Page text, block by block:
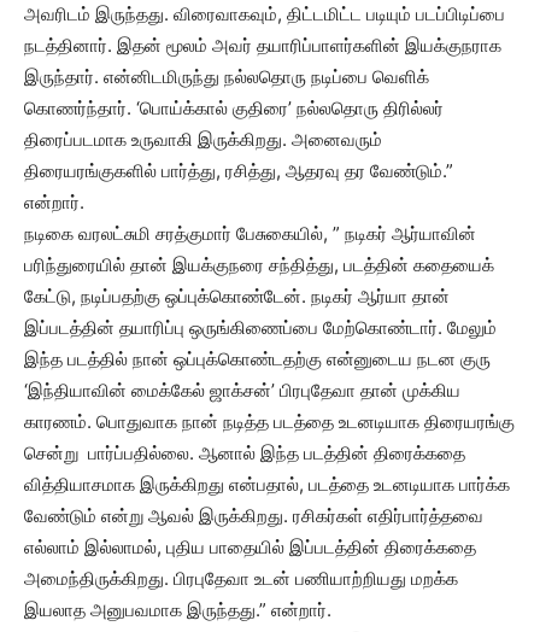
அவரிடம் இருந்தது. விரைவாகவும், திட்டமிட்ட படியும் படப்பிடிப்பை
நடத்தினார். இதன் மூலம் அவர் தயாரிப்பாளர்களின் இயக்குநராக
இருந்தார். என்னிடமிருந்து நல்லதொரு நடிப்பை வெளிக்
கொணர்ந்தார். ‘பொய்க்கால் குதிரை’ நல்லதொரு திரில்லர்
திரைப்படமாக உருவாகி இருக்கிறது. அனைவரும்
திரையரங்குகளில் பார்த்து, ரசித்து, ஆதரவு தர வேண்டும்.”
என்றார்.
நடிகை வரலட்சுமி சரத்குமார் பேசுகையில், ” நடிகர் ஆர்யாவின்
பரிந்துரையில் தான் இயக்குநரை சந்தித்து, படத்தின் கதையைக்
கேட்டு, நடிப்பதற்கு ஒப்புக்கொண்டேன். நடிகர் ஆர்யா தான்
இப்படத்தின் தயாரிப்பு ஒருங்கிணைப்பை மேற்கொண்டார். மேலும்
இந்த படத்தில் நான் ஒப்புக்கொண்டதற்கு என்னுடைய நடன குரு
‘இந்தியாவின் மைக்கேல் ஜாக்சன்’ பிரபுதேவா தான் முக்கிய
காரணம். பொதுவாக நான் நடித்த படத்தை உடனடியாக திரையரங்கு
சென்று பார்ப்பதில்லை. ஆனால் இந்த படத்தின் திரைக்கதை
வித்தியாசமாக இருக்கிறது என்பதால், படத்தை உடனடியாக பார்க்க
வேண்டும் என்று ஆவல் இருக்கிறது. ரசிகர்கள் எதிர்பார்த்தவை
எல்லாம் இல்லாமல், புதிய பாதையில் இப்படத்தின் திரைக்கதை
அமைந்திருக்கிறது. பிரபுதேவா உடன் பணியாற்றியது மறக்க
இயலாத அனுபவமாக இருந்தது.” என்றார்.